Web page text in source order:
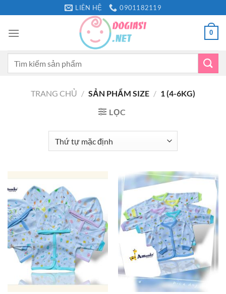
qua
nội
LIÊN HỆ 0901182119
0
TRANG CHỦ / SẢN PHẨM SIZE / 1 (4-6KG)
LỌC